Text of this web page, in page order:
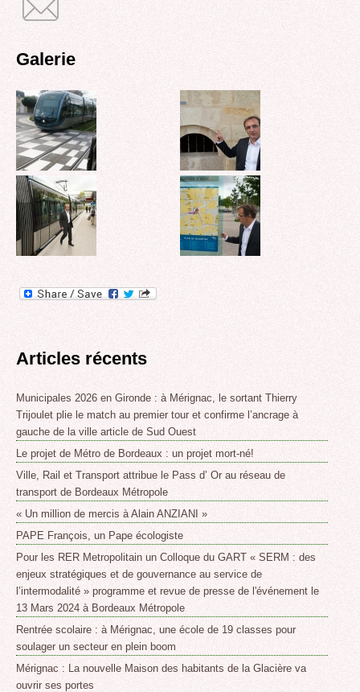
Galerie
Articles récents
Municipales 2026 en Gironde : à Mérignac, le sortant Thierry
Trijoulet plie le match au premier tour et confirme l’ancrage à
gauche de la ville article de Sud Ouest
Le projet de Métro de Bordeaux : un projet mort-né!
Ville, Rail et Transport attribue le Pass d’ Or au réseau de
transport de Bordeaux Métropole
« Un million de mercis à Alain ANZIANI »
PAPE François, un Pape écologiste
Pour les RER Metropolitain un Colloque du GART « SERM : des
enjeux stratégiques et de gouvernance au service de
l’intermodalité » programme et revue de presse de l'événement le
13 Mars 2024 à Bordeaux Métropole
Rentrée scolaire : à Mérignac, une école de 19 classes pour
soulager un secteur en plein boom
Mérignac : La nouvelle Maison des habitants de la Glacière va
ouvrir ses portes